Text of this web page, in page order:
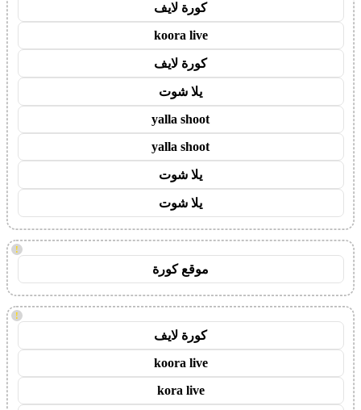
كورة لايف
koora live
كورة لايف
يلا شوت
yalla shoot
yalla shoot
يلا شوت
يلا شوت
!
موقع كورة
!
كورة لايف
koora live
kora live